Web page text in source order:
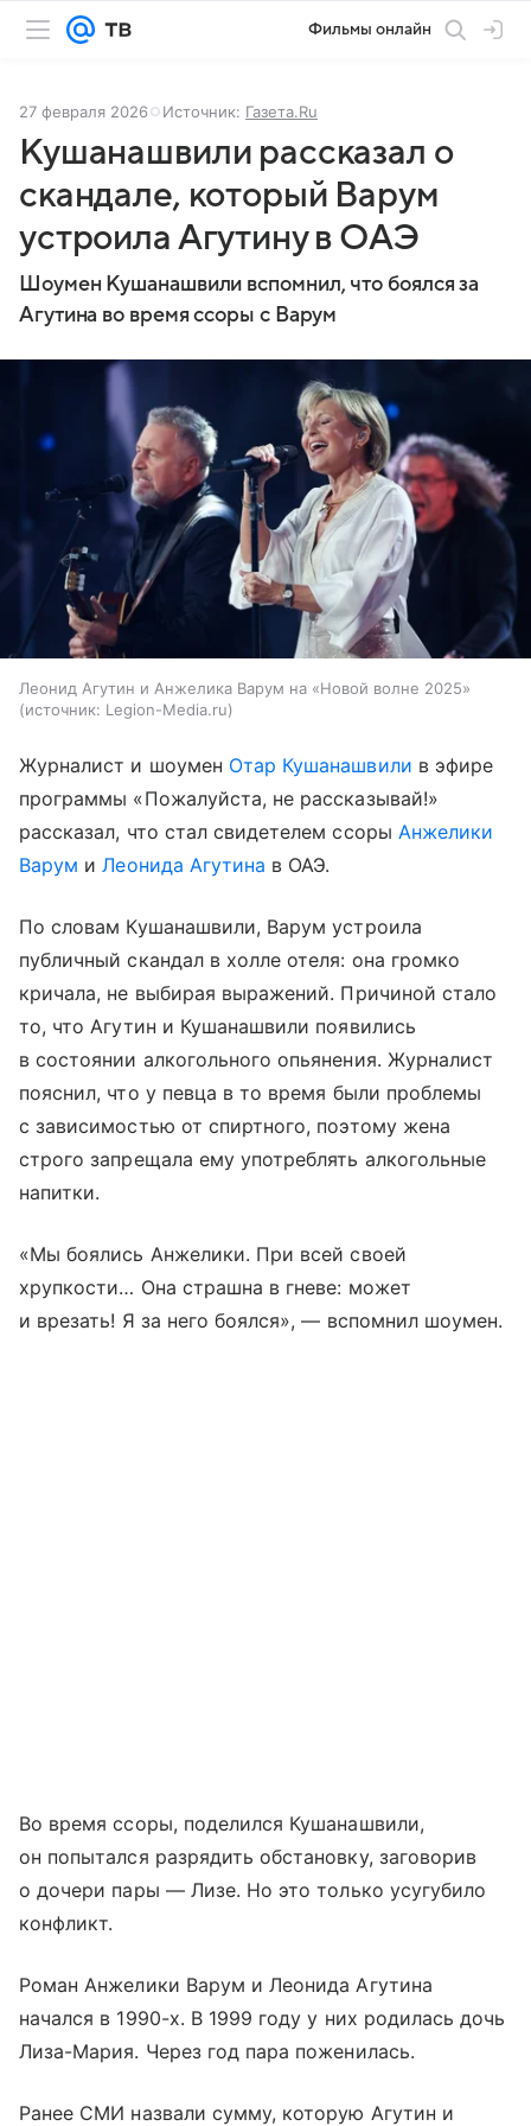
Фильмы онлайн
27 февраля 2026 Источник: Газета.Ru
Кушанашвили рассказал о
скандале, который Варум
устроила Агутину в ОАЭ
Шоумен Кушанашвили вспомнил, что боялся за
Агутина во время ссоры с Варум
Леонид Агутин и Анжелика Варум на «Новой волне 2025»
источник: Legion-Media.ru
Журналист и шоумен Отар Кушанашвили в эфире
программы «Пожалуйста, не рассказывай!»
рассказал, что стал свидетелем ссоры Анжелики
Варум иЛеонида Агутина в ОАЭ.
По словам Кушанашвили, Варум устроила
публичный скандал в холле отеля: она громко
кричала, не выбирая выражений. Причиной стало
то, что Агутин и Кушанашвили появились
в состоянии алкогольного опьянения. Журналист
пояснил, что у певца в то время были проблемы
с зависимостью от спиртного, поэтому жена
строго запрещала ему употреблять алкогольные
напитки.
«Мы боялись Анжелики. При всей своей
хрупкости… Она страшна в гневе: может
и врезать! Я за него боялся», — вспомнил шоумен.
Во время ссоры, поделился Кушанашвили,
он попытался разрядить обстановку, заговорив
о дочери пары — Лизе. Но это только усугубило
конфликт.
Роман Анжелики Варум и Леонида Агутина
начался в 1990-х. В 1999 году у них родилась дочь
Лиза-Мария. Через год пара поженилась.
Ранее СМИ назвали сумму, которую Агутин и